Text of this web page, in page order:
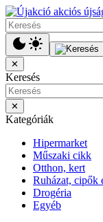
✕
Keresés
✕
Kategóriák
Hipermarket
Műszaki cikk
Otthon, kert
Ruházat, cipők
Drogéria
Egyéb